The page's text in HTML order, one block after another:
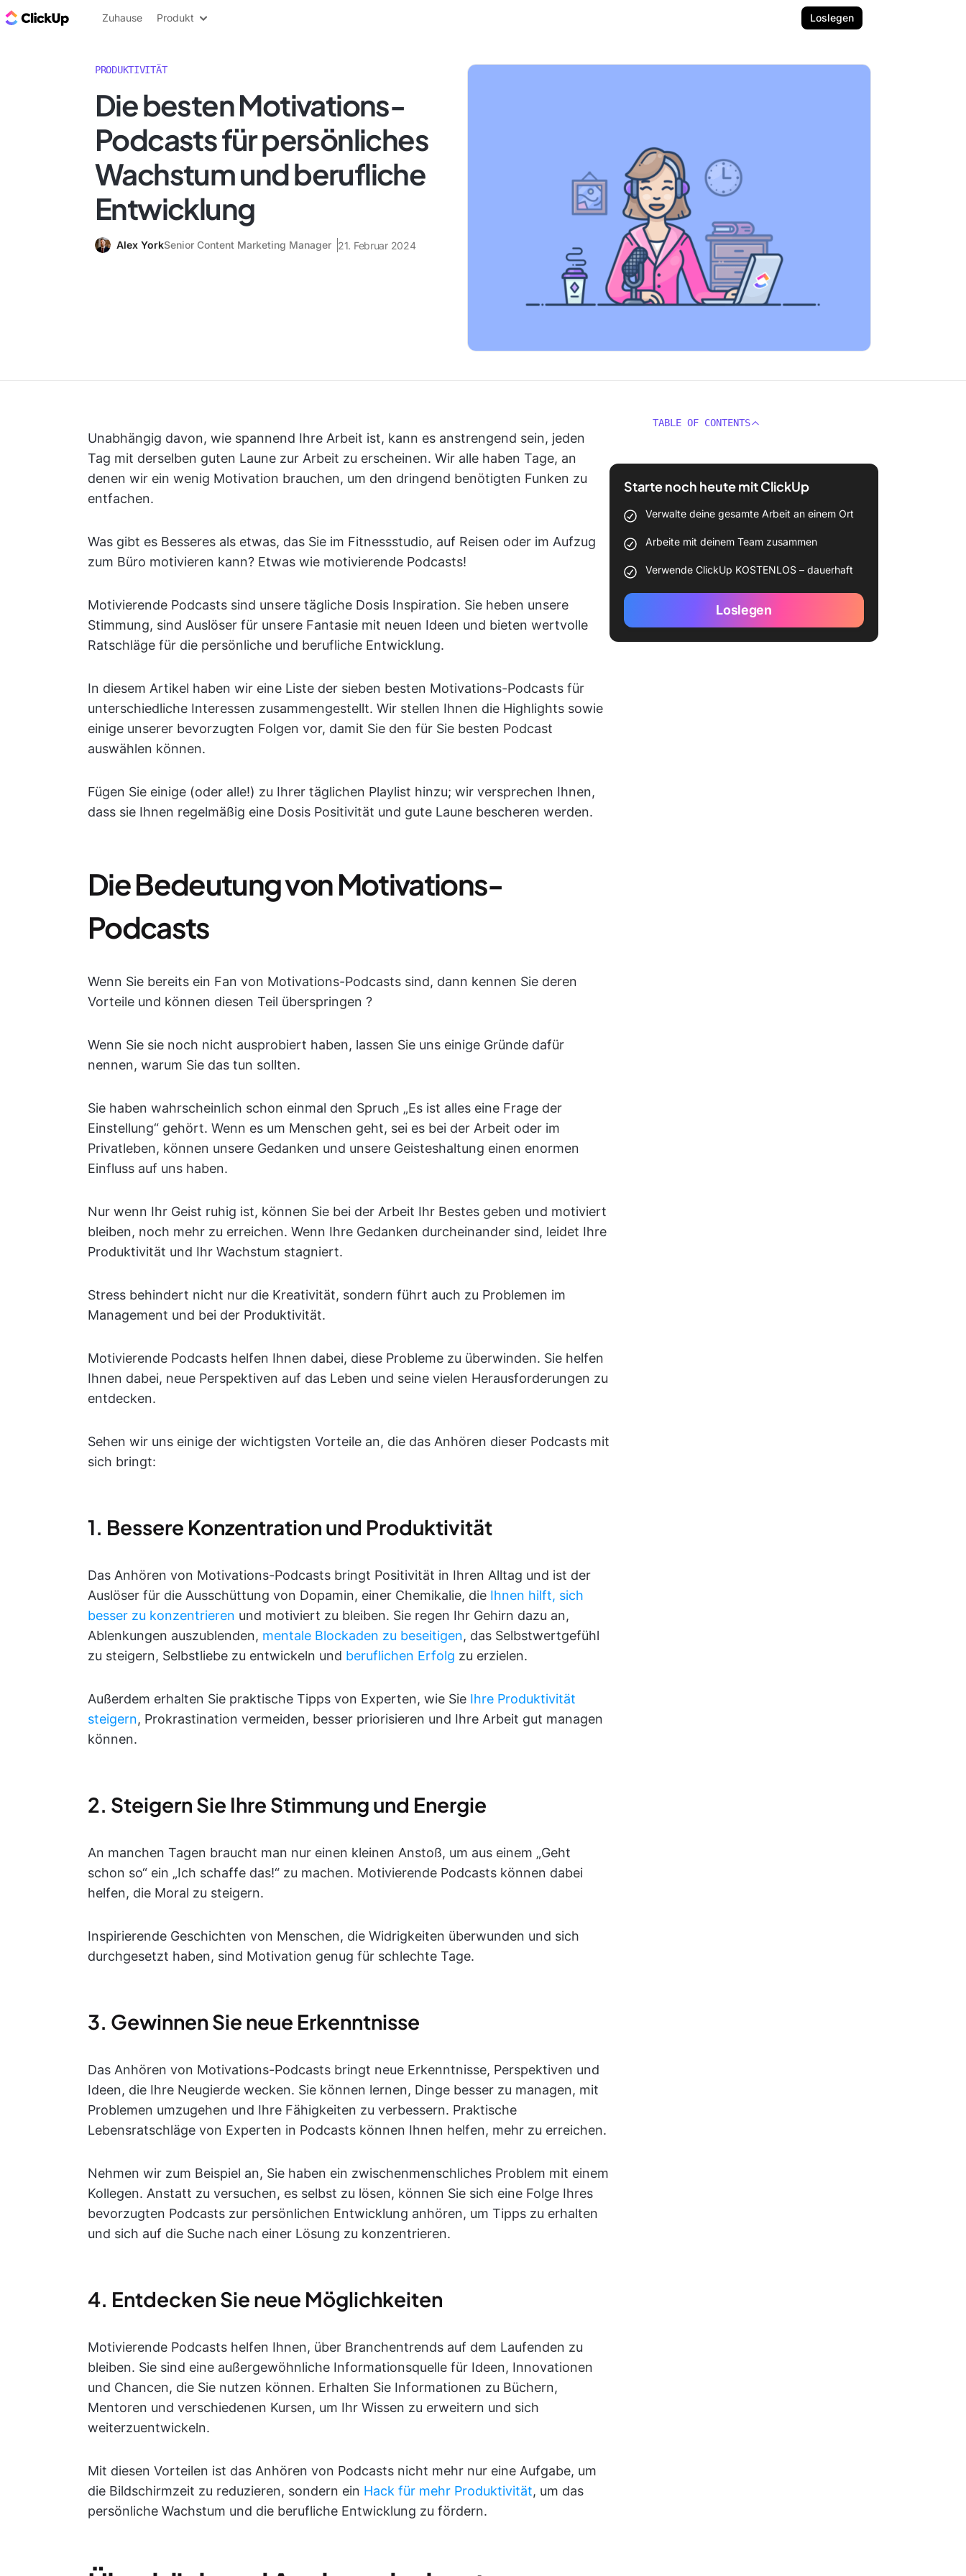
ClickUp Blog
Zuhause Produkt Loslegen
PRODUKTIVITÄT
Die besten Motivations-
Podcasts für persönliches
Wachstum und berufliche
Entwicklung
Alex YorkSenior Content Marketing Manager 21. Februar 2024
Unabhängig davon, wie spannend Ihre Arbeit ist, kann es anstrengend sein, jeden
Tag mit derselben guten Laune zur Arbeit zu erscheinen. Wir alle haben Tage, an
denen wir ein wenig Motivation brauchen, um den dringend benötigten Funken zu
entfachen.
Was gibt es Besseres als etwas, das Sie im Fitnessstudio, auf Reisen oder im Aufzug
zum Büro motivieren kann? Etwas wie motivierende Podcasts!
Motivierende Podcasts sind unsere tägliche Dosis Inspiration. Sie heben unsere
Stimmung, sind Auslöser für unsere Fantasie mit neuen Ideen und bieten wertvolle
Ratschläge für die persönliche und berufliche Entwicklung.
In diesem Artikel haben wir eine Liste der sieben besten Motivations-Podcasts für
unterschiedliche Interessen zusammengestellt. Wir stellen Ihnen die Highlights sowie
einige unserer bevorzugten Folgen vor, damit Sie den für Sie besten Podcast
auswählen können.
Fügen Sie einige (oder alle!) zu Ihrer täglichen Playlist hinzu; wir versprechen Ihnen,
dass sie Ihnen regelmäßig eine Dosis Positivität und gute Laune bescheren werden.
Die Bedeutung von Motivations-
Podcasts
Wenn Sie bereits ein Fan von Motivations-Podcasts sind, dann kennen Sie deren
Vorteile und können diesen Teil überspringen ?
Wenn Sie sie noch nicht ausprobiert haben, lassen Sie uns einige Gründe dafür
nennen, warum Sie das tun sollten.
Sie haben wahrscheinlich schon einmal den Spruch „Es ist alles eine Frage der
Einstellung“ gehört. Wenn es um Menschen geht, sei es bei der Arbeit oder im
Privatleben, können unsere Gedanken und unsere Geisteshaltung einen enormen
Einfluss auf uns haben.
Nur wenn Ihr Geist ruhig ist, können Sie bei der Arbeit Ihr Bestes geben und motiviert
bleiben, noch mehr zu erreichen. Wenn Ihre Gedanken durcheinander sind, leidet Ihre
Produktivität und Ihr Wachstum stagniert.
Stress behindert nicht nur die Kreativität, sondern führt auch zu Problemen im
Management und bei der Produktivität.
Motivierende Podcasts helfen Ihnen dabei, diese Probleme zu überwinden. Sie helfen
Ihnen dabei, neue Perspektiven auf das Leben und seine vielen Herausforderungen zu
entdecken.
Sehen wir uns einige der wichtigsten Vorteile an, die das Anhören dieser Podcasts mit
sich bringt:
1. Bessere Konzentration und Produktivität
Das Anhören von Motivations-Podcasts bringt Positivität in Ihren Alltag und ist der
Auslöser für die Ausschüttung von Dopamin, einer Chemikalie, die Ihnen hilft, sich
besser zu konzentrieren und motiviert zu bleiben. Sie regen Ihr Gehirn dazu an,
Ablenkungen auszublenden, mentale Blockaden zu beseitigen, das Selbstwertgefühl
zu steigern, Selbstliebe zu entwickeln und beruflichen Erfolg zu erzielen.
Außerdem erhalten Sie praktische Tipps von Experten, wie Sie Ihre Produktivität
steigern, Prokrastination vermeiden, besser priorisieren und Ihre Arbeit gut managen
können.
2. Steigern Sie Ihre Stimmung und Energie
An manchen Tagen braucht man nur einen kleinen Anstoß, um aus einem „Geht
schon so“ ein „Ich schaffe das!“ zu machen. Motivierende Podcasts können dabei
helfen, die Moral zu steigern.
Inspirierende Geschichten von Menschen, die Widrigkeiten überwunden und sich
durchgesetzt haben, sind Motivation genug für schlechte Tage.
3. Gewinnen Sie neue Erkenntnisse
Das Anhören von Motivations-Podcasts bringt neue Erkenntnisse, Perspektiven und
Ideen, die Ihre Neugierde wecken. Sie können lernen, Dinge besser zu managen, mit
Problemen umzugehen und Ihre Fähigkeiten zu verbessern. Praktische
Lebensratschläge von Experten in Podcasts können Ihnen helfen, mehr zu erreichen.
Nehmen wir zum Beispiel an, Sie haben ein zwischenmenschliches Problem mit einem
Kollegen. Anstatt zu versuchen, es selbst zu lösen, können Sie sich eine Folge Ihres
bevorzugten Podcasts zur persönlichen Entwicklung anhören, um Tipps zu erhalten
und sich auf die Suche nach einer Lösung zu konzentrieren.
4. Entdecken Sie neue Möglichkeiten
Motivierende Podcasts helfen Ihnen, über Branchentrends auf dem Laufenden zu
bleiben. Sie sind eine außergewöhnliche Informationsquelle für Ideen, Innovationen
und Chancen, die Sie nutzen können. Erhalten Sie Informationen zu Büchern,
Mentoren und verschiedenen Kursen, um Ihr Wissen zu erweitern und sich
weiterzuentwickeln.
Mit diesen Vorteilen ist das Anhören von Podcasts nicht mehr nur eine Aufgabe, um
die Bildschirmzeit zu reduzieren, sondern ein Hack für mehr Produktivität, um das
persönliche Wachstum und die berufliche Entwicklung zu fördern.
TABLE OF CONTENTS
Starte noch heute mit ClickUp
Verwalte deine gesamte Arbeit an einem Ort
Arbeite mit deinem Team zusammen
Verwende ClickUp KOSTENLOS – dauerhaft
Loslegen